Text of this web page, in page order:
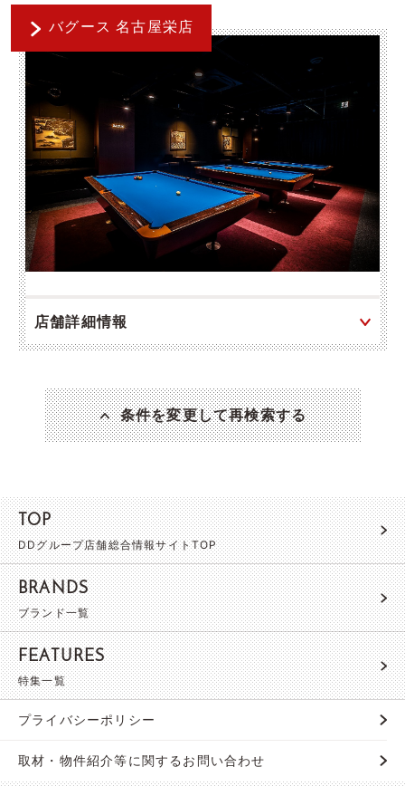
バグース 名古屋栄店
店舗詳細情報
条件を変更して再検索する
TOP
DDグループ店舗総合情報サイトTOP
BRANDS
ブランド一覧
FEATURES
特集一覧
プライバシーポリシー
取材・物件紹介等に関するお問い合わせ